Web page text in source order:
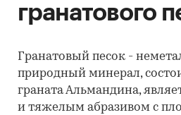
гранатового
Гранатовый песок -
природный минерал,
граната Альмандина,
и тяжелым абразивом с